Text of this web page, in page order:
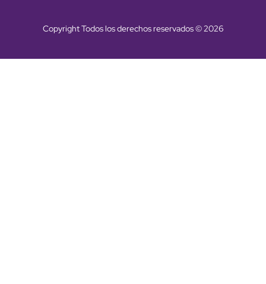
Copyright Todos los derechos reservados © 2026